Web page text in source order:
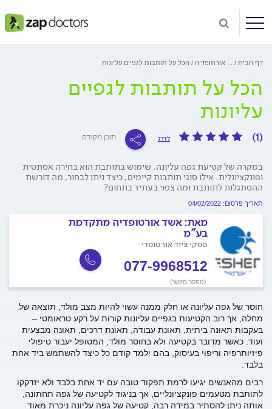
דף הבית אורתופדיה הכל על תותבות לגפיים עליונות
הכל על תותבות לגפיים
עליונות
(1) לדרג תוכן מקודם
במקרה של קטיעת גפה עליונה, שימוש בתותבת הוא בחירה אסתטית
ופונקציונלית. אילו סוגי תותבות קיימים, כיצד ניתן לבחור, מה דורשת
ההסתגלות לתותבת ומה צפוי בעתיד בתחום?
תאריך פרסום: 04/02/2022
מאת: אשד אורטופדיה מתקדמת
בע"מ
ספקי ציוד אורטופדי
077-9968512
(מספר מקשר)
חוסר של גפה עליונה או חלק ממנה עשוי להיות מצב מולד, תוצאה של
מחלה, אך רוב הקטיעות בגפיים עליונות קורות על רקע טראומטי –
בעקבות תאונה ביתית, תאונת עבודה, תאונת דרכים, תאונה מבצעית
ועוד. כאשר מדובר בקטיעה ולא בחוסר מולד, המטופל יעבור טיפולי
פיזיותרפיה וריפוי בעיסוק, בהם ילמד קודם כל כיצד להשתמש ביד אחת
בלבד.
רבים מהאנשים יגיעו לרמת תפקוד טובה עם יד אחת בלבד ולא יזדקקו
לתותבת מטעמים פונקציונליים, אך בניגוד לקטיעה של גפה תחתונה,
אותה ניתן להסתיר במידה רבה, קטיעה של גפה עליונה ניכרת מאוד